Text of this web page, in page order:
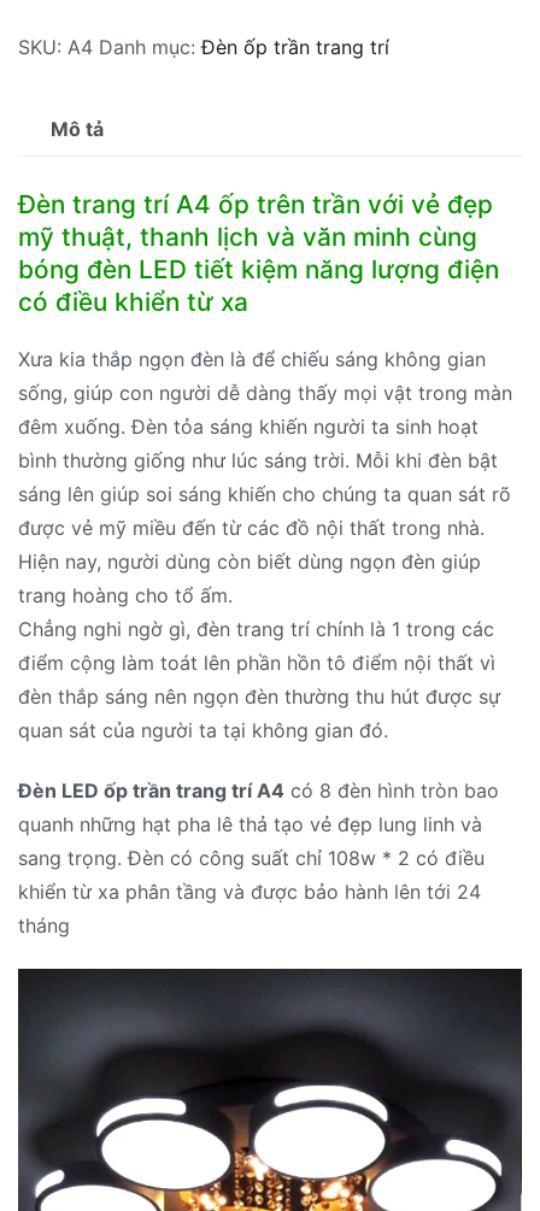
A4
SKU: A4 Danh mục:Đèn ốp trần trang trí
Mô tả
Đèn trang trí A4 ốp trên trần với vẻ đẹp
mỹ thuật, thanh lịch và văn minh cùng
bóng đèn LED tiết kiệm năng lượng điện
có điều khiển từ xa
Xưa kia thắp ngọn đèn là để chiếu sáng không gian
sống, giúp con người dễ dàng thấy mọi vật trong màn
đêm xuống. Đèn tỏa sáng khiến người ta sinh hoạt
bình thường giống như lúc sáng trời. Mỗi khi đèn bật
sáng lên giúp soi sáng khiến cho chúng ta quan sát rõ
được vẻ mỹ miều đến từ các đồ nội thất trong nhà.
Hiện nay, người dùng còn biết dùng ngọn đèn giúp
trang hoàng cho tổ ấm.
Chẳng nghi ngờ gì, đèn trang trí chính là 1 trong các
điểm cộng làm toát lên phần hồn tô điểm nội thất vì
đèn thắp sáng nên ngọn đèn thường thu hút được sự
quan sát của người ta tại không gian đó.
Đèn LED ốp trần trang trí A4 có 8 đèn hình tròn bao
quanh những hạt pha lê thả tạo vẻ đẹp lung linh và
sang trọng. Đèn có công suất chỉ 108w * 2 có điều
khiển từ xa phân tầng và được bảo hành lên tới 24
tháng